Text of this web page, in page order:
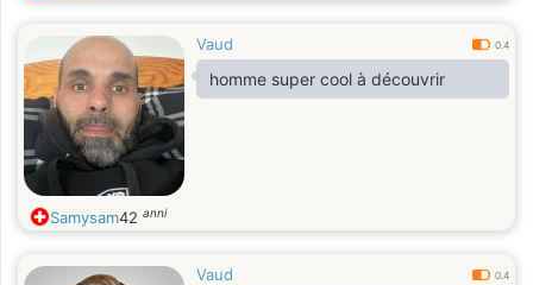
Vaud 0.4
homme super cool à découvrir
Samysam42 anni
Vaud 0.4